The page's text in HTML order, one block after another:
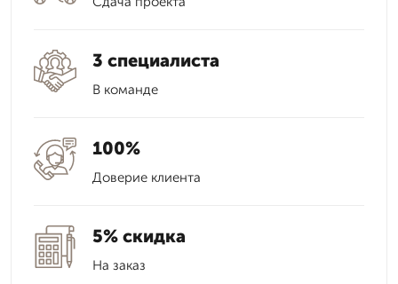
3 специалиста
В команде
100%
Доверие клиента
5% скидка
На заказ